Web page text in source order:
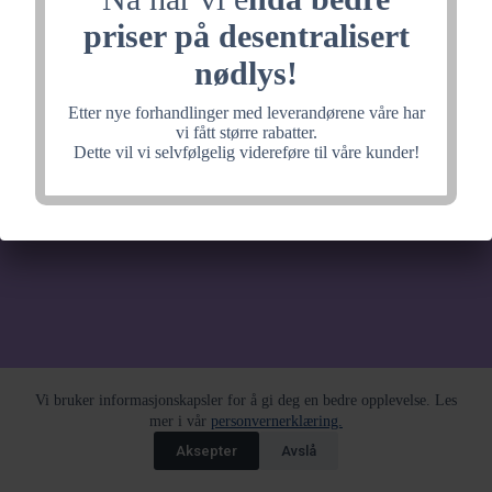
priser på desentralisert
nødlys!
Etter nye forhandlinger med leverandørene våre har
vi fått større rabatter.
Dette vil vi selvfølgelig videreføre til våre kunder!
Vi bruker informasjonskapsler for å gi deg en bedre opplevelse. Les
mer i vår personvernerklæring.
Aksepter
Avslå
noe fantastisk, velkommen
tilbake litt senere.